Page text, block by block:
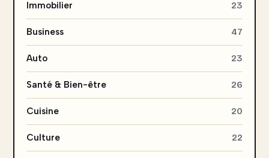
Immobilier 23
Business 47
Auto 23
Santé & Bien-être 26
Cuisine 20
Culture 22